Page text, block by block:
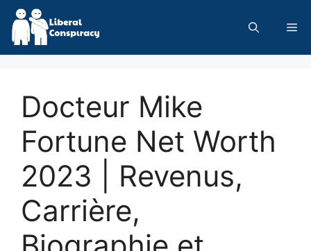
Skip
content
Docteur Mike
Fortune Net Worth
2023 | Revenus,
Carrière,